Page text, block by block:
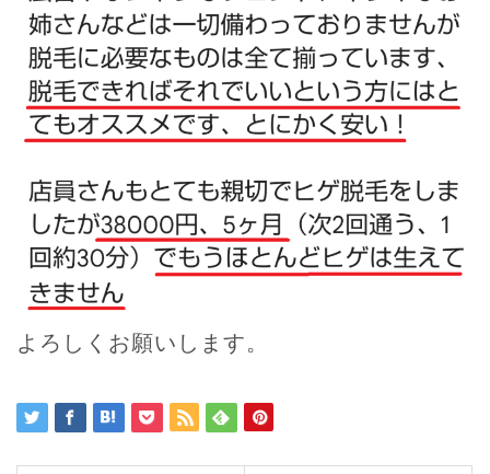
よろしくお願いします。